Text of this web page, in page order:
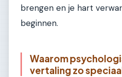
brengen en je hart
beginnen.
Waarom
vertaling zo